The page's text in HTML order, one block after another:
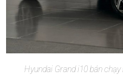
Hyundai Grand i10 bán